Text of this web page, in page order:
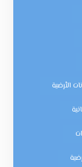
الأرضية